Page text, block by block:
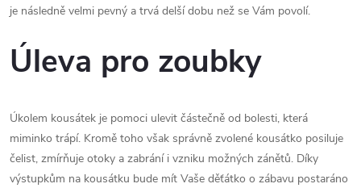
je následně velmi pevný a trvá delší dobu než se Vám povolí.
Úleva pro zoubky
Úkolem kousátek je pomoci ulevit částečně od bolesti, která
miminko trápí. Kromě toho však správně zvolené kousátko posiluje
čelist, zmírňuje otoky a zabrání i vzniku možných zánětů. Díky
výstupkům na kousátku bude mít Vaše děťátko o zábavu postaráno